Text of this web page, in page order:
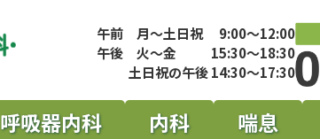
午前 月～土日祝 9:00～12:00
午後 火～金 15:30～18:30
土日祝の午後 14:30～17:30
呼吸器内科 内科 喘息